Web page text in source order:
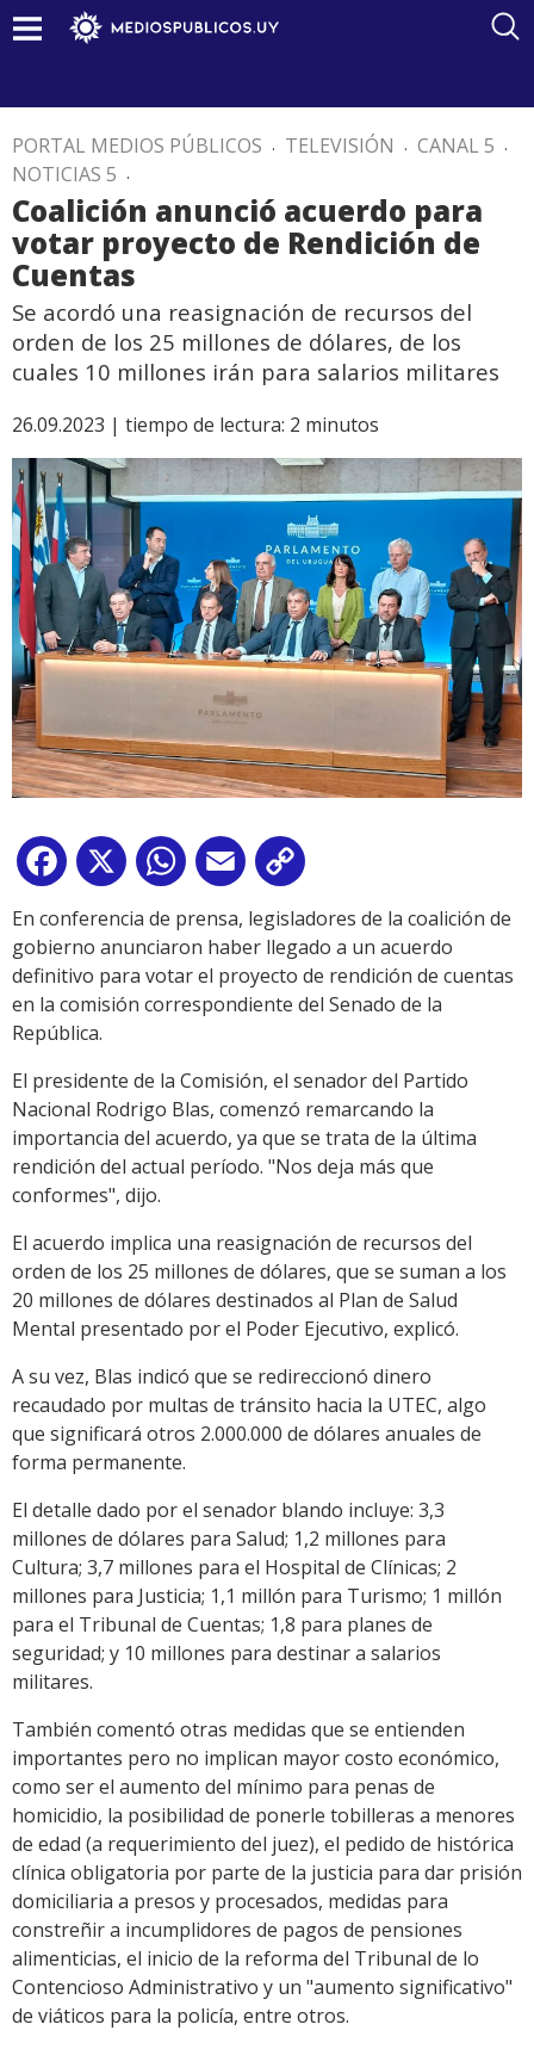
PORTAL MEDIOS PÚBLICOS . TELEVISIÓN . CANAL 5 .
NOTICIAS 5 .
Coalición anunció acuerdo para
votar proyecto de Rendición de
Cuentas
Se acordó una reasignación de recursos del
orden de los 25 millones de dólares, de los
cuales 10 millones irán para salarios militares
26.09.2023 | tiempo de lectura: 2 minutos
Facebook
X WhatsApp
Email
Link
En conferencia de prensa, legisladores de la coalición de
gobierno anunciaron haber llegado a un acuerdo
definitivo para votar el proyecto de rendición de cuentas
en la comisión correspondiente del Senado de la
República.
El presidente de la Comisión, el senador del Partido
Nacional Rodrigo Blas, comenzó remarcando la
importancia del acuerdo, ya que se trata de la última
rendición del actual período. "Nos deja más que
conformes", dijo.
El acuerdo implica una reasignación de recursos del
orden de los 25 millones de dólares, que se suman a los
20 millones de dólares destinados al Plan de Salud
Mental presentado por el Poder Ejecutivo, explicó.
A su vez, Blas indicó que se redireccionó dinero
recaudado por multas de tránsito hacia la UTEC, algo
que significará otros 2.000.000 de dólares anuales de
forma permanente.
El detalle dado por el senador blando incluye: 3,3
millones de dólares para Salud; 1,2 millones para
Cultura; 3,7 millones para el Hospital de Clínicas; 2
millones para Justicia; 1,1 millón para Turismo; 1 millón
para el Tribunal de Cuentas; 1,8 para planes de
seguridad; y 10 millones para destinar a salarios
militares.
También comentó otras medidas que se entienden
importantes pero no implican mayor costo económico,
como ser el aumento del mínimo para penas de
homicidio, la posibilidad de ponerle tobilleras a menores
de edad (a requerimiento del juez), el pedido de histórica
clínica obligatoria por parte de la justicia para dar prisión
domiciliaria a presos y procesados, medidas para
constreñir a incumplidores de pagos de pensiones
alimenticias, el inicio de la reforma del Tribunal de lo
Contencioso Administrativo y un "aumento significativo"
de viáticos para la policía, entre otros.